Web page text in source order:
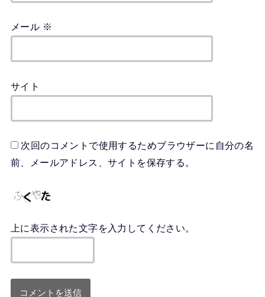
メール ※
サイト
次回のコメントで使用するためブラウザーに自分の名
前、メールアドレス、サイトを保存する。
上に表示された文字を入力してください。